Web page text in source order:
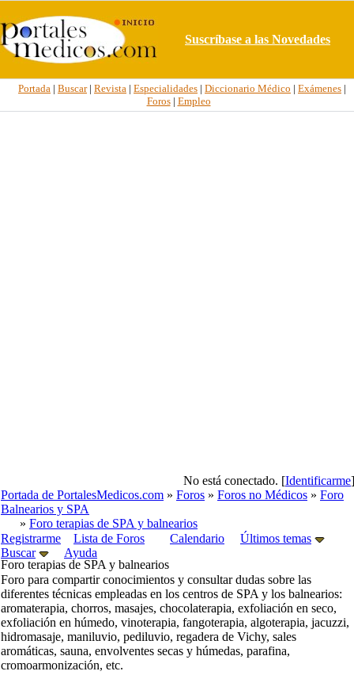
Suscríbase a las Novedades
Portada | Buscar| Revista | Especialidades | Diccionario Médico | Exámenes |
Foros| Empleo
No está conectado. [Identificarme]
Portada de PortalesMedicos.com » Foros » Foros no Médicos » Foro
Balnearios y SPA
» Foro terapias de SPA y balnearios
Registrarme
Lista de Foros Calendario
Últimos temas
Buscar
Ayuda
Foro terapias de SPA y balnearios
Foro para compartir conocimientos y consultar dudas sobre las
diferentes técnicas empleadas en los centros de SPA y los balnearios:
aromaterapia, chorros, masajes, chocolaterapia, exfoliación en seco,
exfoliación en húmedo, vinoterapia, fangoterapia, algoterapia, jacuzzi,
hidromasaje, maniluvio, pediluvio, regadera de Vichy, sales
aromáticas, sauna, envolventes secas y húmedas, parafina,
cromoarmonización, etc.